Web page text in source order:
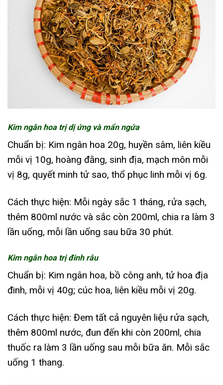
Kim ngân hoa trị dị ứng và mẩn ngứa
Chuẩn bị: Kim ngân hoa 20g, huyền sâm, liên kiều
mỗi vị 10g, hoàng đằng, sinh địa, mạch môn mỗi
vị 8g, quyết minh tử sao, thổ phục linh mỗi vị 6g.
Cách thực hiện: Mỗi ngày sắc 1 tháng, rửa sạch,
thêm 800ml nước và sắc còn 200ml, chia ra làm 3
lần uống, mỗi lần uống sau bữa 30 phút.
Kim ngân hoa trị đinh râu
Chuẩn bị: Kim ngân hoa, bồ công anh, tử hoa địa
đinh, mỗi vị 40g; cúc hoa, liên kiều mỗi vị 20g.
Cách thực hiện: Đem tất cả nguyên liệu rửa sạch,
thêm 800ml nước, đun đến khi còn 200ml, chia
thuốc ra làm 3 lần uống sau mỗi bữa ăn. Mỗi sắc
uống 1 thang.